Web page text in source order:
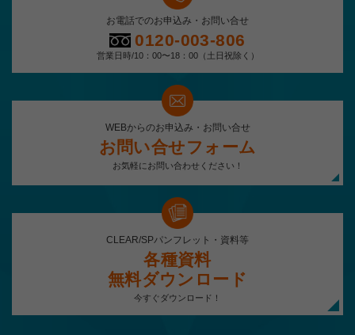
お電話でのお申込み・お問い合せ
0120-003-806
営業日時/10：00〜18：00（土日祝除く）
WEBからのお申込み・お問い合せ
お問い合せフォーム
お気軽にお問い合わせください！
CLEAR/SPパンフレット・資料等
各種資料
無料ダウンロード
今すぐダウンロード！